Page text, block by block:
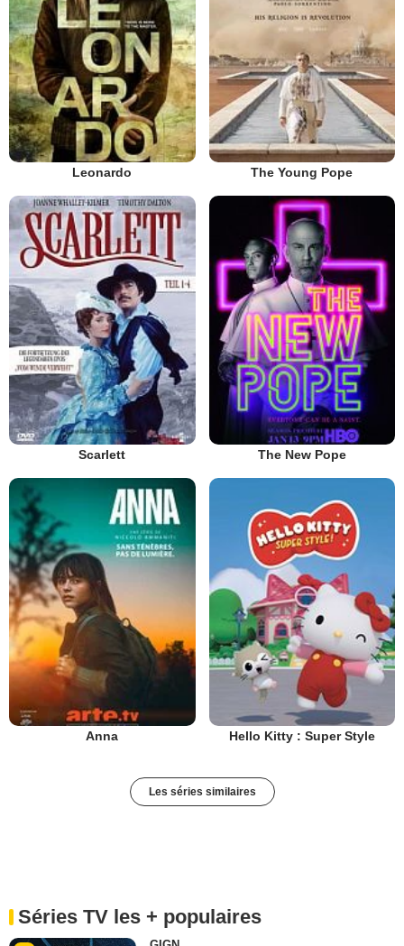
Leonardo The Young Pope
Scarlett The New Pope
Anna Hello Kitty : Super Style
Les séries similaires
Séries TV les + populaires